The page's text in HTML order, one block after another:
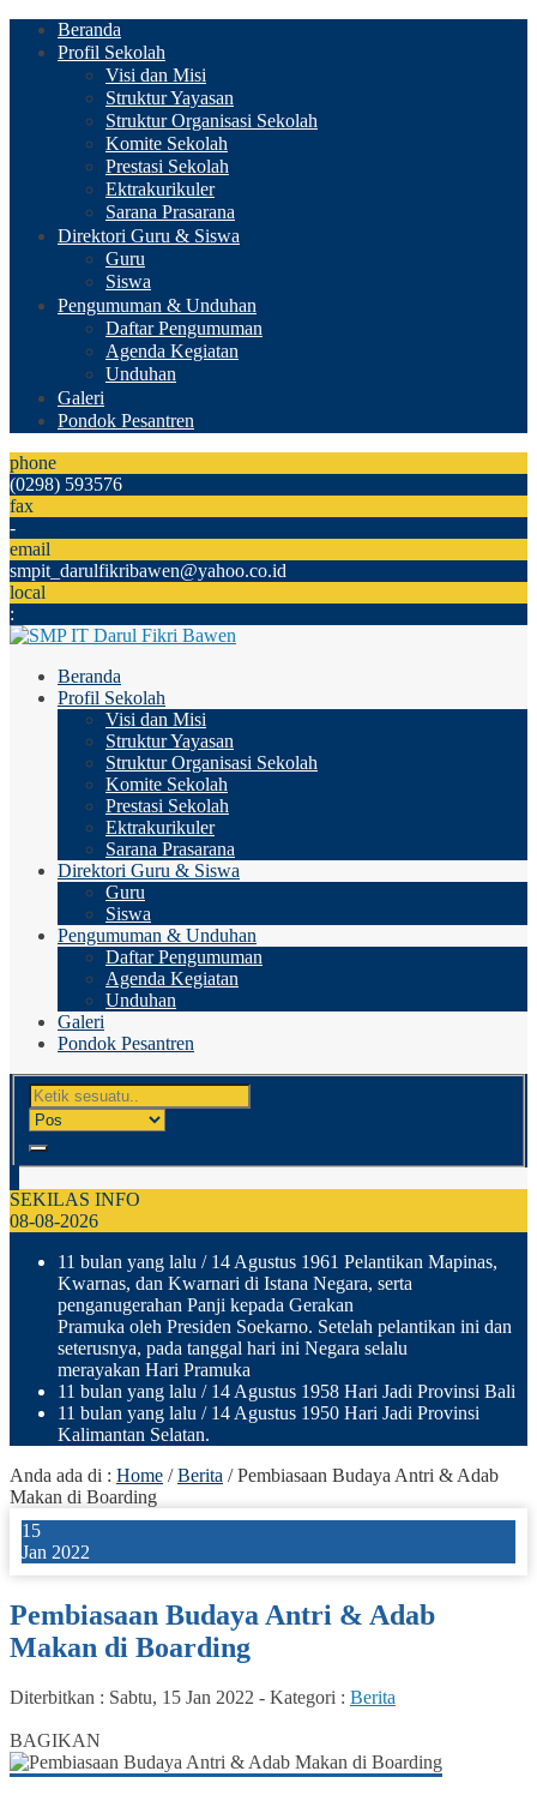
Beranda
Profil Sekolah
Visi dan Misi
Struktur Yayasan
Struktur Organisasi Sekolah
Komite Sekolah
Prestasi Sekolah
Ektrakurikuler
Sarana Prasarana
Direktori Guru & Siswa
Guru
Siswa
Pengumuman & Unduhan
Daftar Pengumuman
Agenda Kegiatan
Unduhan
Galeri
Pondok Pesantren
phone
(0298) 593576
fax
-
email
smpit_darulfikribawen@yahoo.co.id
local
:
Beranda
Profil Sekolah
Visi dan Misi
Struktur Yayasan
Struktur Organisasi Sekolah
Komite Sekolah
Prestasi Sekolah
Ektrakurikuler
Sarana Prasarana
Direktori Guru & Siswa
Guru
Siswa
Pengumuman & Unduhan
Daftar Pengumuman
Agenda Kegiatan
Unduhan
Galeri
Pondok Pesantren
SEKILAS INFO
08-08-2026
11 bulan yang lalu / 14 Agustus 1961 Pelantikan Mapinas,
Kwarnas, dan Kwarnari di Istana Negara, serta
penganugerahan Panji kepada Gerakan
Pramuka oleh Presiden Soekarno. Setelah pelantikan ini dan
seterusnya, pada tanggal hari ini Negara selalu
merayakan Hari Pramuka
11 bulan yang lalu / 14 Agustus 1958 Hari Jadi Provinsi Bali
11 bulan yang lalu / 14 Agustus 1950 Hari Jadi Provinsi
Kalimantan Selatan.
Anda ada di : Home /Berita /Pembiasaan Budaya Antri & Adab
Makan di Boarding
15
Jan 2022
Pembiasaan Budaya Antri & Adab
Makan di Boarding
Diterbitkan : Sabtu, 15 Jan 2022 - Kategori : Berita
BAGIKAN